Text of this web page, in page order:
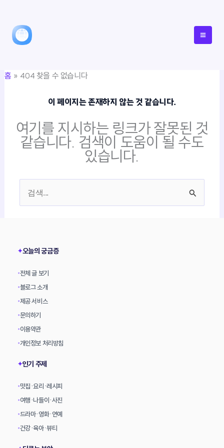
너홈 404 찾을 수 없습니다
이 페이지는 존재하지 않는 것 같습니다.
여기를 지시하는 링크가 잘못된 것
같습니다. 검색이 도움이 될 수도
있습니다.
✦오늘의 궁금증
•전체 글 보기
•블로그 소개
•제공 서비스
•문의하기
•이용약관
•개인정보 처리방침
✦인기 주제
•맛집·요리·레시피
•여행·나들이·사진
•드라마·영화·연예
•건강·육아·뷰티